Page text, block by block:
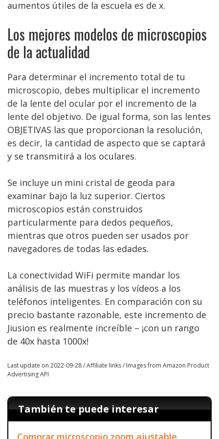
aumentos útiles de la escuela es de x.
Los mejores modelos de microscopios
de la actualidad
Para determinar el incremento total de tu
microscopio, debes multiplicar el incremento
de la lente del ocular por el incremento de la
lente del objetivo. De igual forma, son las lentes
OBJETIVAS las que proporcionan la resolución,
es decir, la cantidad de aspecto que se captará
y se transmitirá a los oculares.
Se incluye un mini cristal de geoda para
examinar bajo la luz superior. Ciertos
microscopios están construidos
particularmente para dedos pequeños,
mientras que otros pueden ser usados por
navegadores de todas las edades.
La conectividad WiFi permite mandar los
análisis de las muestras y los vídeos a los
teléfonos inteligentes. En comparación con su
precio bastante razonable, este incremento de
Jiusion es realmente increíble – ¡con un rango
de 40x hasta 1000x!
Last update on 2022-09-28 / Affiliate links / Images from Amazon Product
Advertising API
También te puede interesar
Comprar microscopio zoom ajustable